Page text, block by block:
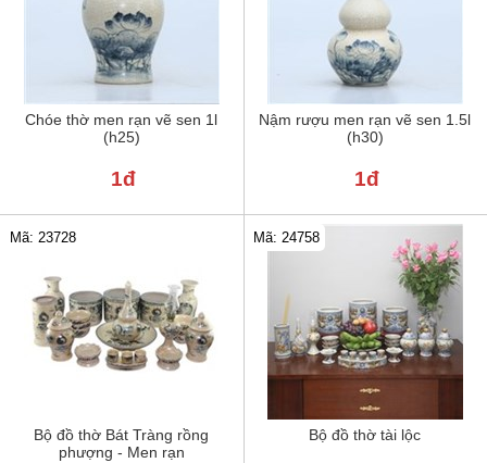
Chóe thờ men rạn vẽ sen 1l
(h25)
1đ
Nậm rượu men rạn vẽ sen 1.5l
(h30)
1đ
Bộ đồ thờ Bát Tràng rồng
phượng - Men rạn
Mã: 23728
Bộ đồ thờ tài lộc
Mã: 24758